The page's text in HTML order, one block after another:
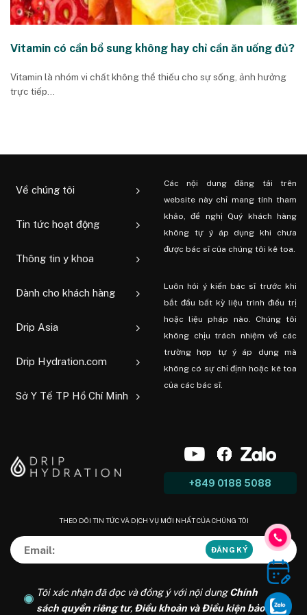
Vitamin có cần bổ sung không hay chỉ cần ăn uống đủ?
Vitamin là nhóm vi chất không thể thiếu cho sự sống, ảnh hưởng
trực tiếp...
Về chúng tôi
Tin tức hoạt động
Thông tin y khoa
Dành cho khách hàng
Drip Asia
Drip Hydration.com
Sở Y Tế TP Hồ Chí Minh
Các nội dung đăng tải trên
website này chỉ mang tính tham
khảo, đề nghị Quý khách hàng
không tự ý áp dụng khi chưa
được bác sĩ của chúng tôi kê toa.
Luôn hỏi ý kiến ​​bác sĩ trước khi
bắt đầu bất kỳ liệu trình điều trị
hoặc liệu pháp nào. Chúng tôi
không chịu trách nhiệm về các
trường hợp tự ý áp dụng mà
không có sự chỉ định hoặc kê toa
của các bác sĩ.
+849 0188 5088
THEO DÕI TIN TỨC VÀ DỊCH VỤ MỚI NHẤT CỦA CHÚNG TÔI
Tôi xác nhận đã đọc và đồng ý với nội dungChính
sách quyền riêng tư, Điều khoản và Điều kiện bảo